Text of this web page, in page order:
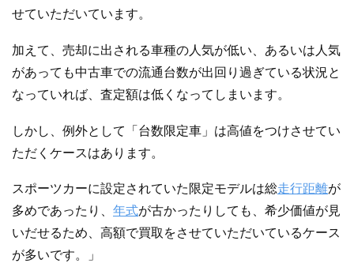
せていただいています。
加えて、売却に出される車種の人気が低い、あるいは人気
があっても中古車での流通台数が出回り過ぎている状況と
なっていれば、査定額は低くなってしまいます。
しかし、例外として「台数限定車」は高値をつけさせてい
ただくケースはあります。
スポーツカーに設定されていた限定モデルは総走行距離が
多めであったり、 年式が古かったりしても、希少価値が見
いだせるため、高額で買取をさせていただいているケース
が多いです。」